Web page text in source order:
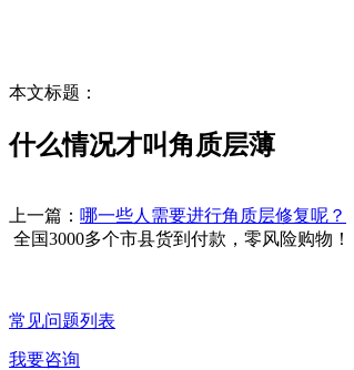
本文标题：
什么情况才叫角质层薄
上一篇： 哪一些人需要进行角质层修复呢？
全国3000多个市县货到付款，零风险购物！
常见问题列表
我要咨询